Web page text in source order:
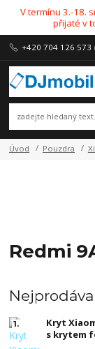
V termínu 3.-18.
přijaté v
+420 704 126 573
Úvod Pouzdra
Redmi
1.
Kryt
s krytem